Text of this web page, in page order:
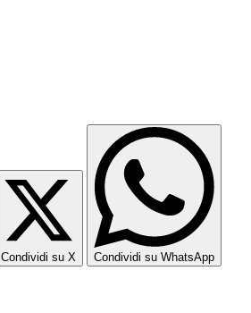
Condividi su X Condividi su WhatsApp